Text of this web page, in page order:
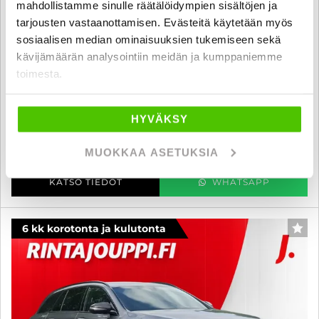
mahdollistamme sinulle räätälöidympien sisältöjen ja
tarjousten vastaanottamisen. Evästeitä käytetään myös
sosiaalisen median ominaisuuksien tukemiseen sekä
kävijämäärän analysointiin meidän ja kumppaniemme
toimesta.
HYVÄKSY
MUOKKAA ASETUKSIA
Mercedes-Benz E
320 CDI Avantgarde - 6 kk korotonta ja kulutonta maksuaikaa! - 7-
paikkainen! 5/26 katsastettu, Moottorinlämmitin, Vakkari,
Nahkaverhoilu, Metalliväri
tampere
KATSO TIEDOT WHATSAPP
6 kk korotonta ja kulutonta